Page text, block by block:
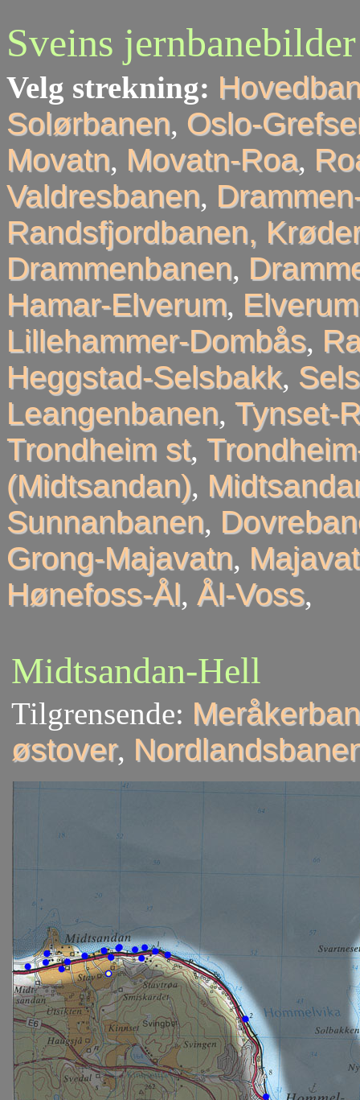
Sveins jernbanebilder
Velg strekning:
Solørbanen, Oslo-
Movatn, Movatn-Roa,
Valdresbanen,
Randsfjordbanen,
Drammenbanen,
Hamar-Elverum,
Lillehammer-Dombås,
Heggstad-Selsbakk,
Leangenbanen, Tynset-
Trondheim st,
(Midtsandan),
Sunnanbanen,
Grong-Majavatn,
Hønefoss-Ål, Ål-Voss,
Midtsandan-Hell
Tilgrensende:
østover,